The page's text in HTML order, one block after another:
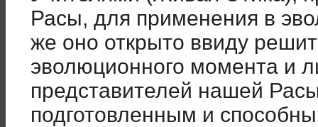
Расы, для применения в
же оно открыто ввиду
эволюционного момента и
представителей нашей
подготовленным и